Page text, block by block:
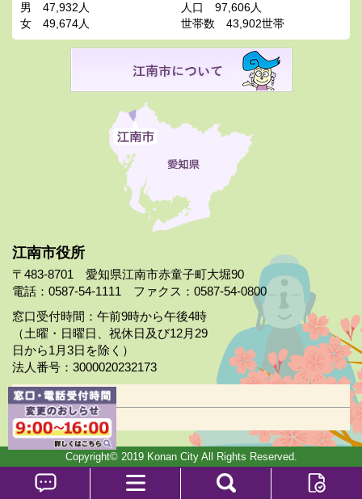
江南市役所
〒483-8701 愛知県江南市赤童子町大堀90
電話：0587-54-1111 ファクス：0587-54-0800
窓口受付時間：午前9時から午後4時
（土曜・日曜日、祝休日及び12月29
日から1月3日を除く）
法人番号：3000020232173
市役所案内
日曜市役所
男
47,932人
女
49,674人
人口
97,606人
世帯数
43,902世帯
Copyright© 2019 Konan City All Rights Reserved.